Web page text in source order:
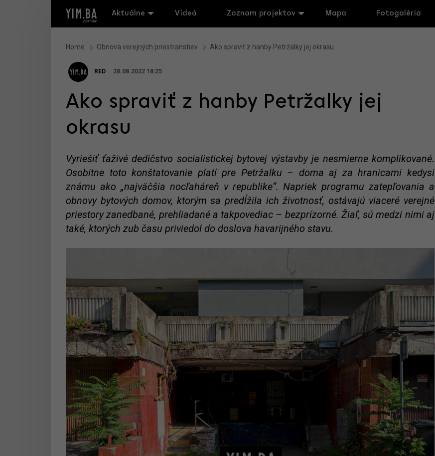
Aktuálne Videá Zoznam projektov Mapa Fotogaléria
Home Obnova verejných priestranstiev Ako spraviť z hanby Petržalky jej okrasu
RED 28.08.2022 18:25
Ako spraviť z hanby Petržalky jej
okrasu
Vyriešiť ťaživé dedičstvo socialistickej bytovej výstavby je nesmierne komplikované.
Osobitne toto konštatovanie platí pre Petržalku – doma aj za hranicami kedysi
známu ako „najväčšia nocľaháreň v republike“. Napriek programu zatepľovania a
obnovy bytových domov, ktorým sa predĺžila ich životnosť, ostávajú viaceré verejné
priestory zanedbané, prehliadané a takpovediac – bezprízorné. Žiaľ, sú medzi nimi aj
také, ktorých zub času priviedol do doslova havarijného stavu.